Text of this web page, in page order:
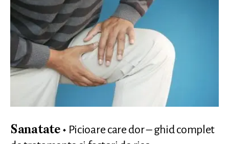
Sanatate
Picioare care dor – ghid complet